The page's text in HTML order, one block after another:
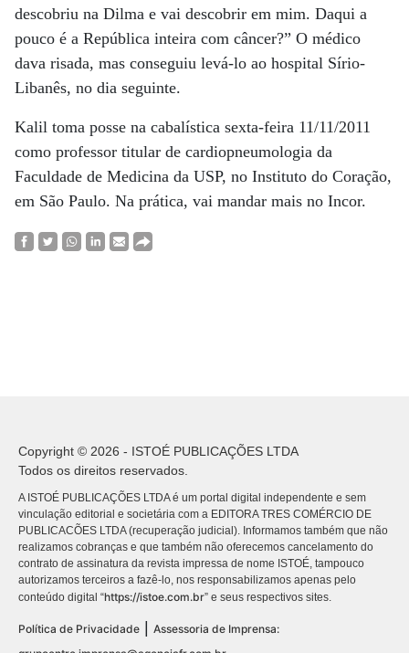
descobriu na Dilma e vai descobrir em mim. Daqui a
pouco é a República inteira com câncer?” O médico
dava risada, mas conseguiu levá-lo ao hospital Sírio-
Libanês, no dia seguinte.
Kalil toma posse na cabalística sexta-feira 11/11/2011
como professor titular de cardiopneumologia da
Faculdade de Medicina da USP, no Instituto do Coração,
em São Paulo. Na prática, vai mandar mais no Incor.
Copyright © 2026 - ISTOÉ PUBLICAÇÕES LTDA
Todos os direitos reservados.
A ISTOÉ PUBLICAÇÕES LTDA é um portal digital independente e sem
vinculação editorial e societária com a EDITORA TRES COMÉRCIO DE
PUBLICACÕES LTDA (recuperação judicial). Informamos também que não
realizamos cobranças e que também não oferecemos cancelamento do
contrato de assinatura da revista impressa de nome ISTOÉ, tampouco
autorizamos terceiros a fazê-lo, nos responsabilizamos apenas pelo
conteúdo digital “https://istoe.com.br” e seus respectivos sites.
Política de Privacidade
Assessoria de Imprensa: